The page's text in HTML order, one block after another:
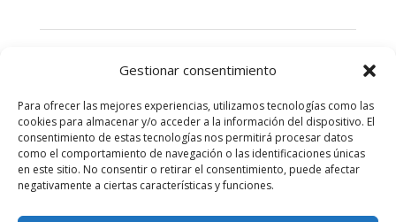
Gestionar consentimiento
Para ofrecer las mejores experiencias, utilizamos tecnologías como las
cookies para almacenar y/o acceder a la información del dispositivo. El
consentimiento de estas tecnologías nos permitirá procesar datos
como el comportamiento de navegación o las identificaciones únicas
en este sitio. No consentir o retirar el consentimiento, puede afectar
negativamente a ciertas características y funciones.
stakeholders en 2025: La clave de la
3 de noviembre de 2025 09:00
Comentarios recientes